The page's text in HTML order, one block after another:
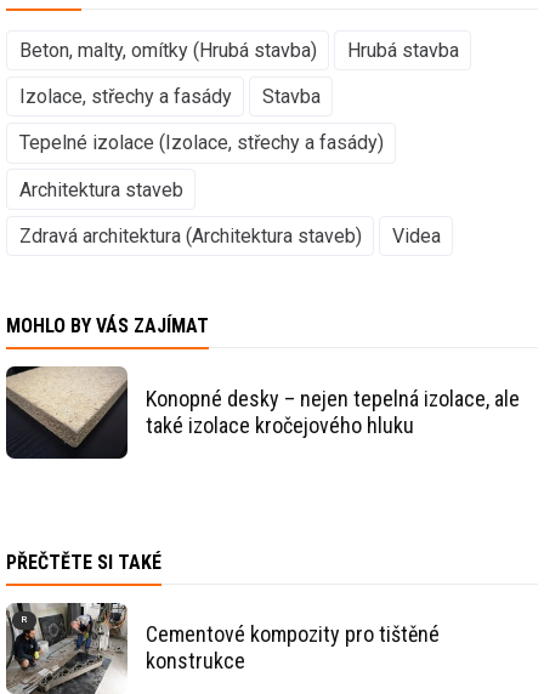
Beton, malty, omítky (Hrubá stavba) Hrubá stavba
Izolace, střechy a fasády Stavba
Tepelné izolace (Izolace, střechy a fasády)
Architektura staveb
Zdravá architektura (Architektura staveb) Videa
MOHLO BY VÁS ZAJÍMAT
Konopné desky – nejen tepelná izolace, ale
také izolace kročejového hluku
PŘEČTĚTE SI TAKÉ
Cementové kompozity pro tištěné
konstrukce